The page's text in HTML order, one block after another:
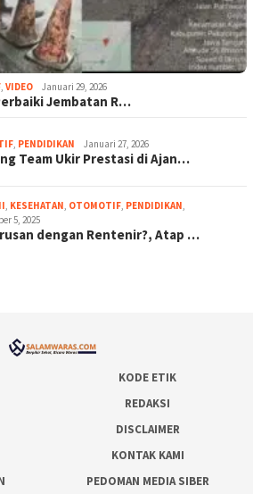
, VIDEO Januari 29, 2026
Jembatan R…
, PENDIDIKAN Januari 27, 2026
Team Ukir Prestasi di Ajan…
, KESEHATAN, OTOMOTIF, PENDIDIKAN,
5, 2025
dengan Rentenir?, Atap …
KODE ETIK
REDAKSI
DISCLAIMER
KONTAK KAMI
PEDOMAN MEDIA SIBER